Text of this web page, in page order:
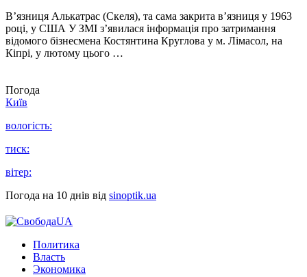
В’язниця Алькатрас (Скеля), та сама закрита в’язниця у 1963
році, у США У ЗМІ з’явилася інформація про затримання
відомого бізнесмена Костянтина Круглова у м. Лімасол, на
Кіпрі, у лютому цього …
Погода
Київ
вологість:
тиск:
вітер:
Погода на 10 днів від sinoptik.ua
Политика
Власть
Экономика